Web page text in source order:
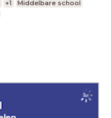
+1
Middelbare school